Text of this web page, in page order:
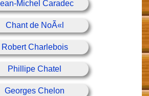
Michel Caradec
Chant de NoÃ«l
Robert Charlebois
Phillipe Chatel
Georges Chelon